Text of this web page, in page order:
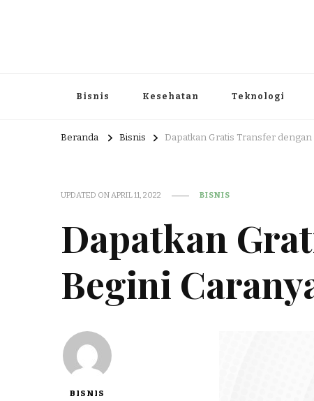
Bisnis Kesehatan Teknologi
Beranda Bisnis Dapatkan Gratis Transfer
UPDATED ONAPRIL 11, 2022 BISNIS
Dapatkan
Begini
BISNIS